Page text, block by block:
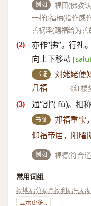
例如
福田(佛教
一样);福柄(指作威
善祸淫(赐福给为
亦作“拂”。行礼
向上下移动
书证
刘姥姥便
几福 —— 《红楼
通“副”( fù)。相
书证 邦福重宝
仰福帝居，阳曜
例如 福德(符合
常用词组
福地福分福晋福利福气福
显示更多...